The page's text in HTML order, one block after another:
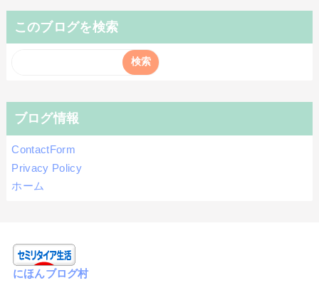
このブログを検索
ブログ情報
ContactForm
Privacy Policy
ホーム
にほんブログ村